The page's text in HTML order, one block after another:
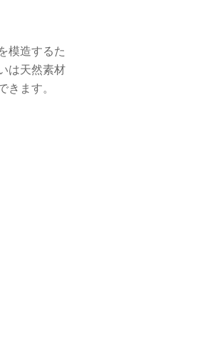
模造するた
は天然素材
きます。